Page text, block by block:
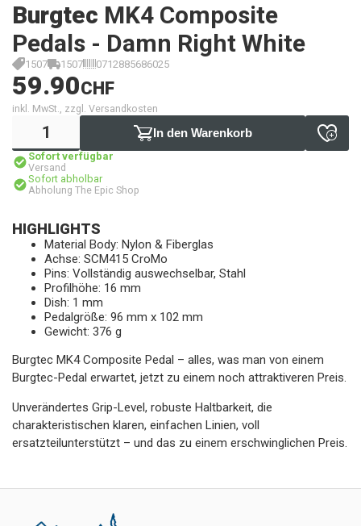
Burgtec MK4 Composite
Pedals - Damn Right White
1507 1507 0712885686025
59.90CHF
inkl. MwSt., zzgl. Versandkosten
In den Warenkorb
Sofort verfügbar
Versand
Sofort abholbar
Abholung The Epic Shop
HIGHLIGHTS
Material Body: Nylon & Fiberglas
Achse: SCM415 CroMo
Pins: Vollständig auswechselbar, Stahl
Profilhöhe: 16 mm
Dish: 1 mm
Pedalgröße: 96 mm x 102 mm
Gewicht: 376 g
Burgtec MK4 Composite Pedal – alles, was man von einem
Burgtec-Pedal erwartet, jetzt zu einem noch attraktiveren Preis.
Unverändertes Grip-Level, robuste Haltbarkeit, die
charakteristischen klaren, einfachen Linien, voll
ersatzteilunterstützt – und das zu einem erschwinglichen Preis.